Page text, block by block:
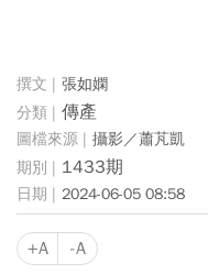
張如嫻
傳產
攝影／蕭芃凱
1433期
2024-06-05 08:58
+A -A